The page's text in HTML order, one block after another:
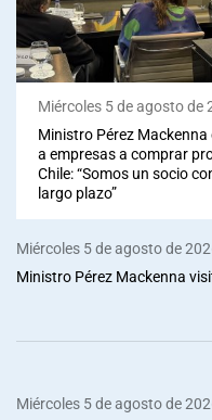
Miércoles 5 de agosto de
Ministro Pérez
a empresas a comprar
Chile: “Somos un socio
largo plazo”
Miércoles 5 de agosto de
Ministro Pérez Mackenna
Miércoles 5 de agosto de